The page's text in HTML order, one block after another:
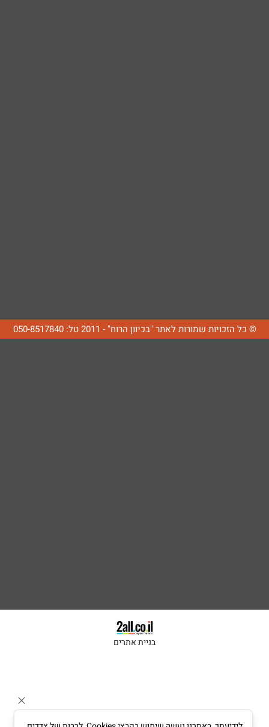
© כל הזכויות שמורות לאתר "בכיוון הרוח" - 2011 טל: 050-8517840
בניית אתרים